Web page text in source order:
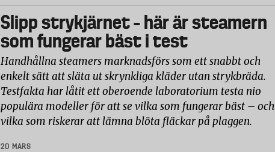
Slipp strykjärnet – här är steamern
som fungerar bäst i test
Handhållna steamers marknadsförs som ett snabbt och
enkelt sätt att släta ut skrynkliga kläder utan strykbräda.
Testfakta har låtit ett oberoende laboratorium testa nio
populära modeller för att se vilka som fungerar bäst – och
vilka som riskerar att lämna blöta fläckar på plaggen.
20 MARS